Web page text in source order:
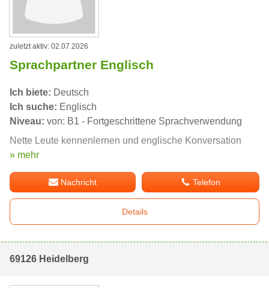
zuletzt aktiv: 02.07.2026
Sprachpartner Englisch
Ich biete: Deutsch
Ich suche: Englisch
Niveau: von: B1 - Fortgeschrittene Sprachverwendung
Nette Leute kennenlernen und englische Konversation
» mehr
Nachricht Telefon
Details
69126 Heidelberg